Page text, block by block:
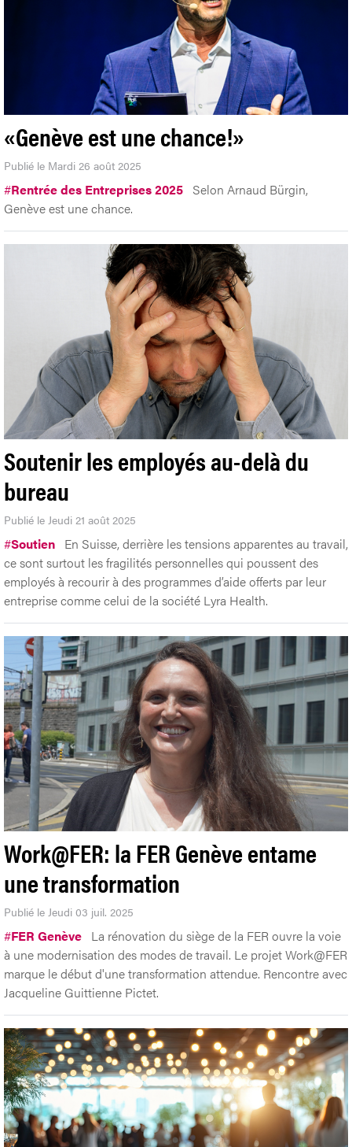
«Genève est une chance!»
Publié le Mardi 26 août 2025
#Rentrée des Entreprises 2025 Selon Arnaud Bürgin,
Genève est une chance.
Soutenir les employés au-delà du
bureau
Publié le Jeudi 21 août 2025
#Soutien En Suisse, derrière les tensions apparentes au travail,
ce sont surtout les fragilités personnelles qui poussent des
employés à recourir à des programmes d’aide offerts par leur
entreprise comme celui de la société Lyra Health.
Work@FER: la FER Genève entame
une transformation
Publié le Jeudi 03 juil. 2025
#FER Genève La rénovation du siège de la FER ouvre la voie
à une modernisation des modes de travail. Le projet Work@FER
marque le début d'une transformation attendue. Rencontre avec
Jacqueline Guittienne Pictet.